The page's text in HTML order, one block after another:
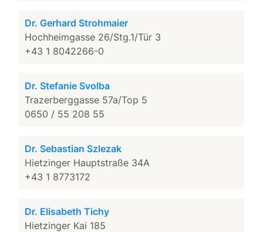
Dr. Gerhard Strohmaier
Hochheimgasse 26/Stg.1/Tür 3
+43 1 8042266-0
Dr. Stefanie Svolba
Trazerberggasse 57a/Top 5
0650 / 55 208 55
Dr. Sebastian Szlezak
Hietzinger Hauptstraße 34A
+43 1 8773172
Dr. Elisabeth Tichy
Hietzinger Kai 185